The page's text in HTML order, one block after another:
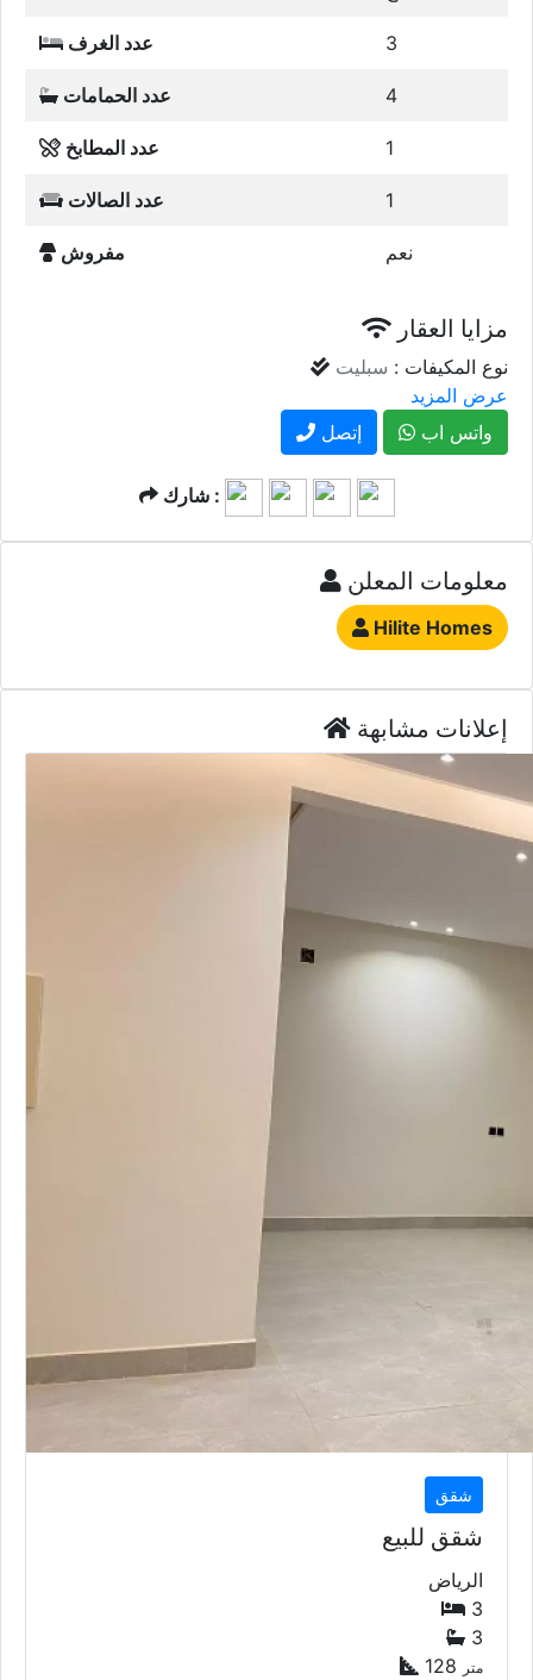
عدد الغرف 3
عدد الحمامات 4
عدد المطابخ 1
عدد الصالات 1
مفروش نعم
مزايا العقار
نوع المكيفات : سبليت
عرض المزيد
إتصل
واتس اب
شارك :
معلومات المعلن
Hilite Homes
إعلانات مشابهة
شقق
شقق للبيع
الرياض
3
3
128
متر